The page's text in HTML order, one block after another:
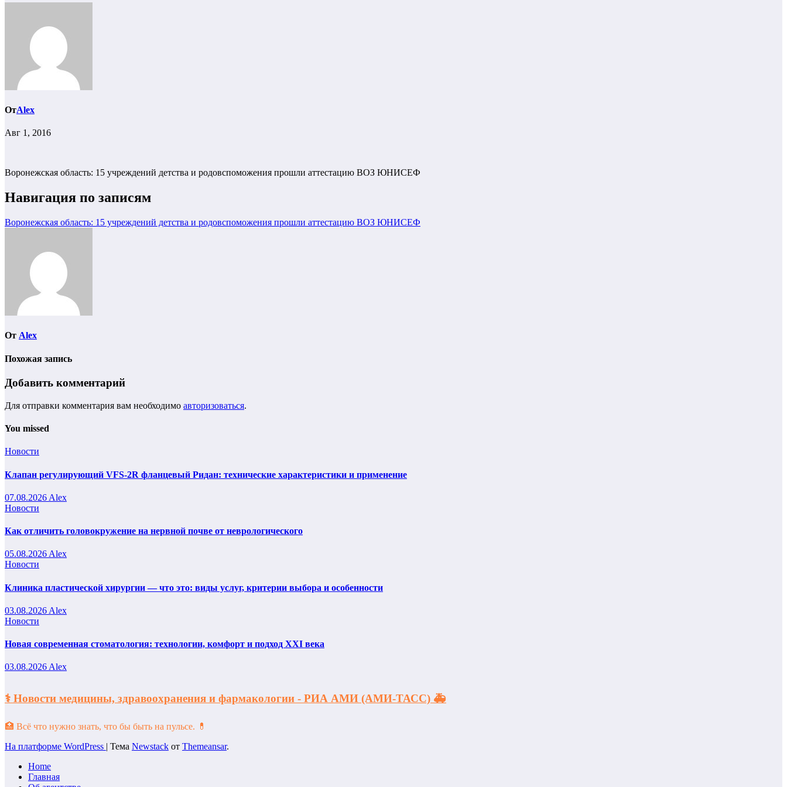
ОтAlex
Авг 1, 2016
Воронежская область: 15 учреждений детства и родовспоможения прошли аттестацию ВОЗ ЮНИСЕФ
Навигация по записям
Воронежская область: 15 учреждений детства и родовспоможения прошли аттестацию ВОЗ ЮНИСЕФ
От Alex
Похожая запись
Добавить комментарий
Для отправки комментария вам необходимо авторизоваться.
You missed
Новости
Клапан регулирующий VFS-2R фланцевый Ридан: технические характеристики и применение
07.08.2026 Alex
Новости
Как отличить головокружение на нервной почве от неврологического
05.08.2026 Alex
Новости
Клиника пластической хирургии — что это: виды услуг, критерии выбора и особенности
03.08.2026 Alex
Новости
Новая современная стоматология: технологии, комфорт и подход XXI века
03.08.2026 Alex
⚕️ Новости медицины, здравоохранения и фармакологии - РИА АМИ (АМИ-ТАСС) 🚑
🏥 Всё что нужно знать, что бы быть на пульсе. 💊
На платформе WordPress | Тема Newstack от Themeansar.
Home
Главная